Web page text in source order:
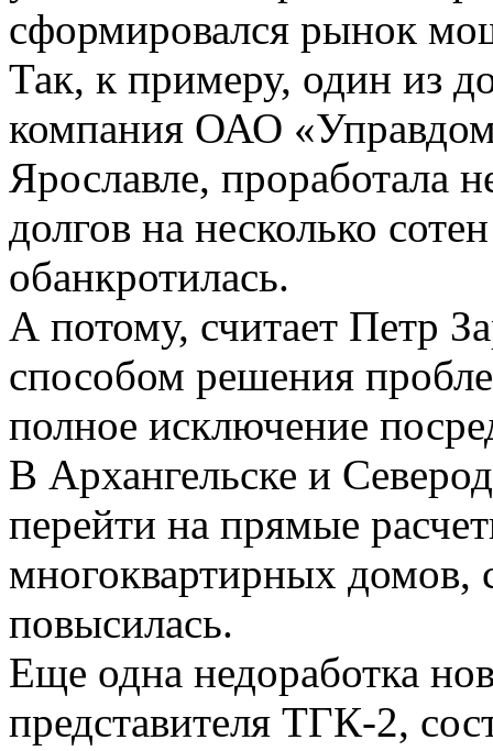
сформировался рынок
Так, к примеру, один из
компания ОАО «Управдом
Ярославле, проработала
долгов на несколько
обанкротилась.
А потому, считает Петр
способом решения
полное исключение
В Архангельске и
перейти на прямые
многоквартирных домов,
повысилась.
Еще одна недоработка
представителя ТГК-2,